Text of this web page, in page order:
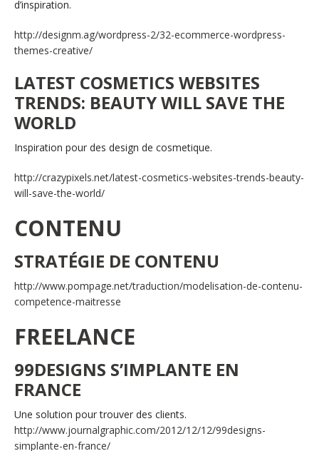
d’inspiration.
http://designm.ag/wordpress-2/32-ecommerce-wordpress-
themes-creative/
LATEST COSMETICS WEBSITES
TRENDS: BEAUTY WILL SAVE THE
WORLD
Inspiration pour des design de cosmetique.
http://crazypixels.net/latest-cosmetics-websites-trends-beauty-
will-save-the-world/
CONTENU
STRATÉGIE DE CONTENU
http://www.pompage.net/traduction/modelisation-de-contenu-
competence-maitresse
FREELANCE
99DESIGNS S’IMPLANTE EN
FRANCE
Une solution pour trouver des clients.
http://www.journalgraphic.com/2012/12/12/99designs-
simplante-en-france/